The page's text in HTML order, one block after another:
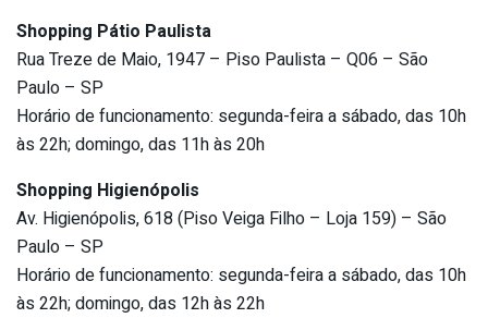
Shopping Pátio Paulista
Rua Treze de Maio, 1947 – Piso Paulista – Q06 – São
Paulo – SP
Horário de funcionamento: segunda-feira a sábado, das 10h
às 22h; domingo, das 11h às 20h
Shopping Higienópolis
Av. Higienópolis, 618 (Piso Veiga Filho – Loja 159) – São
Paulo – SP
Horário de funcionamento: segunda-feira a sábado, das 10h
às 22h; domingo, das 12h às 22h